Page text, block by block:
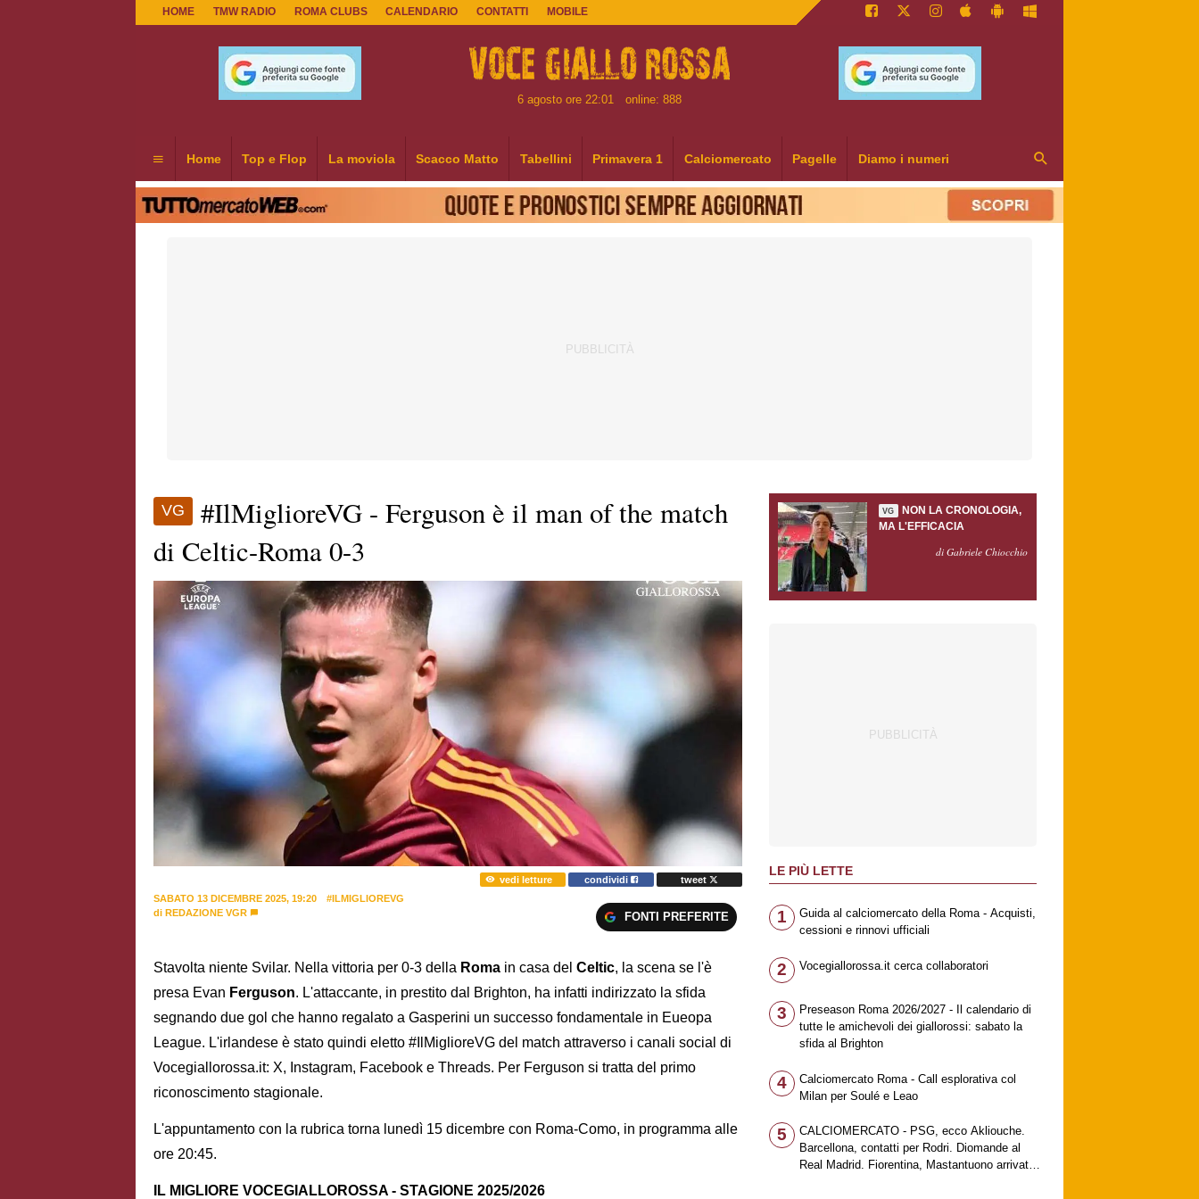
HOME TMW RADIO ROMA CLUBS CALENDARIO CONTATTI MOBILE
6 agosto ore 22:01 online: 888
Home Top e Flop La moviola Scacco Matto Tabellini Primavera 1 Calciomercato Pagelle Diamo i numeri
VG
#IlMiglioreVG - Ferguson è il man of the match
di Celtic-Roma 0-3
vedi letture condividi
tweet
SABATO 13 DICEMBRE 2025, 19:20
#ILMIGLIOREVG
di REDAZIONE VGR FONTI PREFERITE
Stavolta niente Svilar. Nella vittoria per 0-3 della Roma in casa del Celtic, la scena se l'è
presa Evan Ferguson. L'attaccante, in prestito dal Brighton, ha infatti indirizzato la sfida
segnando due gol che hanno regalato a Gasperini un successo fondamentale in Eueopa
League. L'irlandese è stato quindi eletto #IlMiglioreVG del match attraverso i canali social di
Vocegiallorossa.it: X, Instagram, Facebook e Threads. Per Ferguson si tratta del primo
riconoscimento stagionale.
L'appuntamento con la rubrica torna lunedì 15 dicembre con Roma-Como, in programma alle
ore 20:45.
IL MIGLIORE VOCEGIALLOROSSA - STAGIONE 2025/2026
VG
NON LA CRONOLOGIA,
MA L'EFFICACIA
di Gabriele Chiocchio
LE PIÙ LETTE
1
Guida al calciomercato della Roma - Acquisti,
cessioni e rinnovi ufficiali
2 Vocegiallorossa.it cerca collaboratori
3
Preseason Roma 2026/2027 - Il calendario di
tutte le amichevoli dei giallorossi: sabato la
sfida al Brighton
4
Calciomercato Roma - Call esplorativa col
Milan per Soulé e Leao
5
CALCIOMERCATO - PSG, ecco Akliouche.
Barcellona, contatti per Rodri. Diomande al
Real Madrid. Fiorentina, Mastantuono arrivato